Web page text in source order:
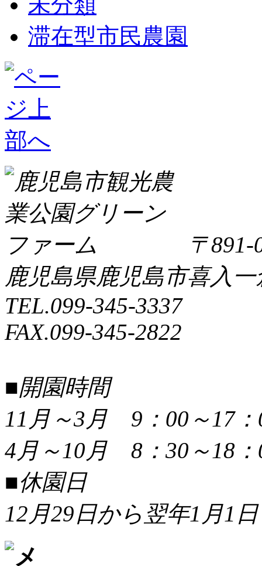
滞在型市民農園
〒891-
鹿児島県鹿児島市喜入一
TEL.099-345-3337
FAX.099-345-2822
■開園時間
11月～3月 9：00～17：
4月～10月 8：30～18：
■休園日
12月29日から翌年1月1日